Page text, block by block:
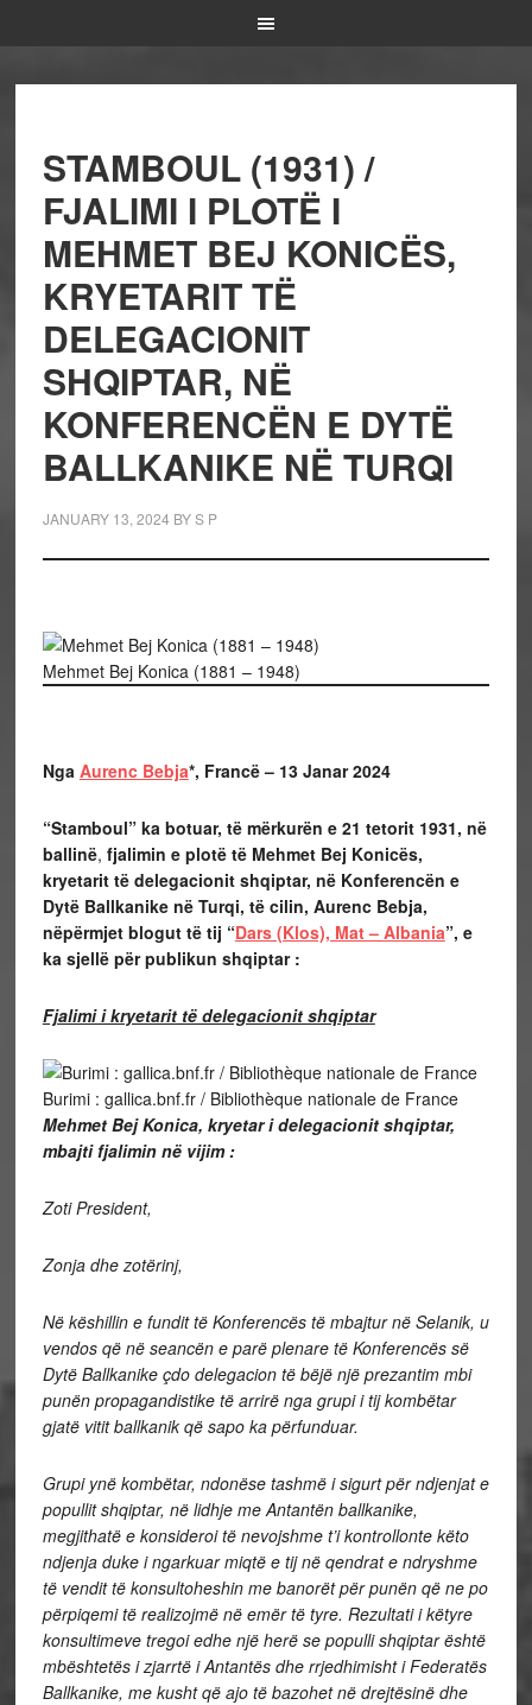
STAMBOUL (1931) /
FJALIMI I PLOTË I
MEHMET BEJ KONICËS,
KRYETARIT TË
DELEGACIONIT
SHQIPTAR, NË
KONFERENCËN E DYTË
BALLKANIKE NË TURQI
JANUARY 13, 2024 BYS P
Mehmet Bej Konica (1881 – 1948)
Nga Aurenc Bebja*, Francë – 13 Janar 2024
“Stamboul” ka botuar, të mërkurën e 21 tetorit 1931, në
ballinë, fjalimin e plotë të Mehmet Bej Konicës,
kryetarit të delegacionit shqiptar, në Konferencën e
Dytë Ballkanike në Turqi, të cilin, Aurenc Bebja,
nëpërmjet blogut të tij “Dars (Klos), Mat – Albania”, e
ka sjellë për publikun shqiptar :
Fjalimi i kryetarit të delegacionit shqiptar
Burimi : gallica.bnf.fr / Bibliothèque nationale de France
Mehmet Bej Konica, kryetar i delegacionit shqiptar,
mbajti fjalimin në vijim :
Zoti President,
Zonja dhe zotërinj,
Në këshillin e fundit të Konferencës të mbajtur në Selanik, u
vendos që në seancën e parë plenare të Konferencës së
Dytë Ballkanike çdo delegacion të bëjë një prezantim mbi
punën propagandistike të arrirë nga grupi i tij kombëtar
gjatë vitit ballkanik që sapo ka përfunduar.
Grupi ynë kombëtar, ndonëse tashmë i sigurt për ndjenjat e
popullit shqiptar, në lidhje me Antantën ballkanike,
megjithatë e konsideroi të nevojshme t’i kontrollonte këto
ndjenja duke i ngarkuar miqtë e tij në qendrat e ndryshme
të vendit të konsultoheshin me banorët për punën që ne po
përpiqemi të realizojmë në emër të tyre. Rezultati i këtyre
konsultimeve tregoi edhe një herë se populli shqiptar është
mbështetës i zjarrtë i Antantës dhe rrjedhimisht i Federatës
Ballkanike, me kusht që ajo të bazohet në drejtësinë dhe